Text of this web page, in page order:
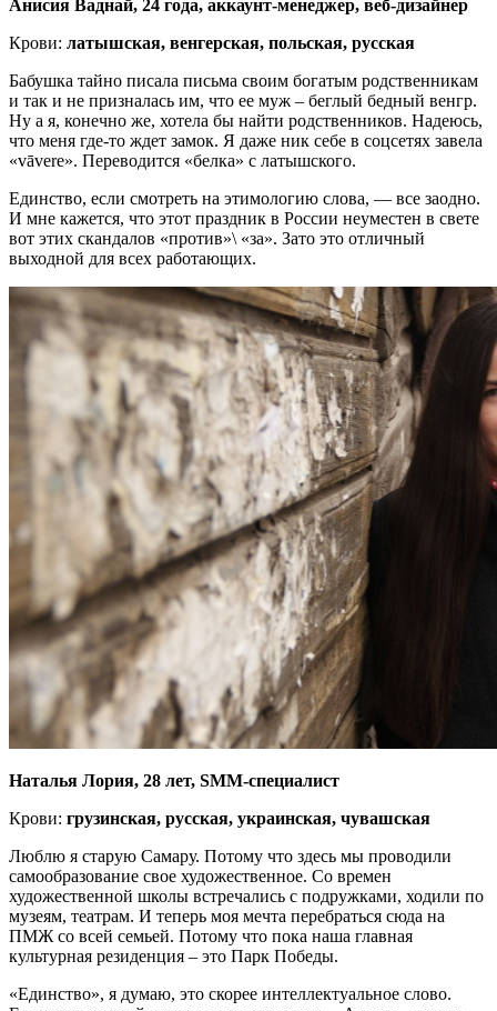
Анисия Ваднай, 24 года, аккаунт-менеджер, веб-дизайнер
Крови: латышская, венгерская, польская, русская
Бабушка тайно писала письма своим богатым родственникам
и так и не призналась им, что ее муж – беглый бедный венгр.
Ну а я, конечно же, хотела бы найти родственников. Надеюсь,
что меня где-то ждет замок. Я даже ник себе в соцсетях завела
«vāvere». Переводится «белка» с латышского.
Единство, если смотреть на этимологию слова, — все заодно.
И мне кажется, что этот праздник в России неуместен в свете
вот этих скандалов «против»\ «за». Зато это отличный
выходной для всех работающих.
Наталья Лория, 28 лет, SMM-специалист
Крови: грузинская, русская, украинская, чувашская
Люблю я старую Самару. Потому что здесь мы проводили
самообразование свое художественное. Со времен
художественной школы встречались с подружками, ходили по
музеям, театрам. И теперь моя мечта перебраться сюда на
ПМЖ со всей семьей. Потому что пока наша главная
культурная резиденция – это Парк Победы.
«Единство», я думаю, это скорее интеллектуальное слово.